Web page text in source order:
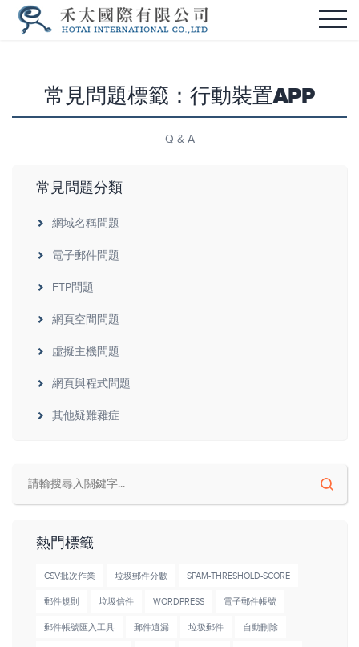
常見問題標籤：行動裝置APP
Q & A
常見問題分類
網域名稱問題
電子郵件問題
FTP問題
網頁空間問題
虛擬主機問題
網頁與程式問題
其他疑難雜症
熱門標籤
CSV批次作業 垃圾郵件分數 SPAM-THRESHOLD-SCORE
郵件規則 垃圾信件 WORDPRESS 電子郵件帳號
郵件帳號匯入工具 郵件遺漏 垃圾郵件 自動刪除